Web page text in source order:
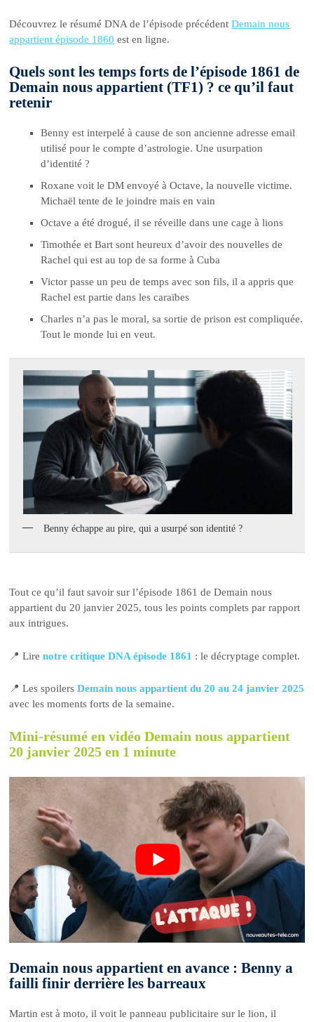
Découvrez le résumé DNA de l’épisode précédentDemain nous
appartient épisode 1860 est en ligne.
Quels sont les temps forts de l’épisode 1861 de
Demain nous appartient (TF1) ? ce qu’il faut
retenir
Benny est interpelé à cause de son ancienne adresse email
utilisé pour le compte d’astrologie. Une usurpation
d’identité ?
Roxane voit le DM envoyé à Octave, la nouvelle victime.
Michaël tente de le joindre mais en vain
Octave a été drogué, il se réveille dans une cage à lions
Timothée et Bart sont heureux d’avoir des nouvelles de
Rachel qui est au top de sa forme à Cuba
Victor passe un peu de temps avec son fils, il a appris que
Rachel est partie dans les caraïbes
Charles n’a pas le moral, sa sortie de prison est compliquée.
Tout le monde lui en veut.
Benny échappe au pire, qui a usurpé son identité ?
Tout ce qu’il faut savoir sur l’épisode 1861 de Demain nous
appartient du 20 janvier 2025, tous les points complets par rapport
aux intrigues.
📍 Lirenotre critique DNA épisode 1861 : le décryptage complet.
📍 Les spoilersDemain nous appartient du 20 au 24 janvier 2025
avec les moments forts de la semaine.
Mini-résumé en vidéo Demain nous appartient
20 janvier 2025 en 1 minute
Demain nous appartient en avance : Benny a
failli finir derrière les barreaux
Martin est à moto, il voit le panneau publicitaire sur le lion, il